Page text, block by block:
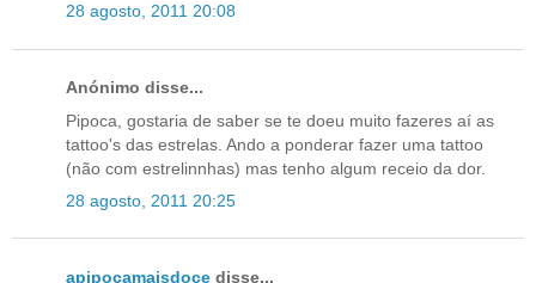
28 agosto, 2011 20:08
Anónimo disse...
Pipoca, gostaria de saber se te doeu muito fazeres aí as
tattoo's das estrelas. Ando a ponderar fazer uma tattoo
(não com estrelinnhas) mas tenho algum receio da dor.
28 agosto, 2011 20:25
apipocamaisdoce disse...